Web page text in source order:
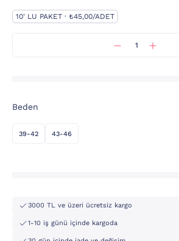
10' LU PAKET · ₺45,00/ADET
Beden
39-42 43-46
3000 TL ve üzeri ücretsiz kargo
1-10 iş günü içinde kargoda